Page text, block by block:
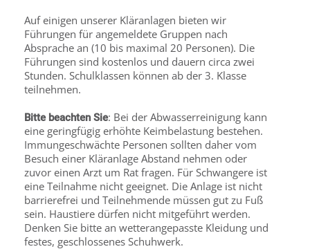
Auf einigen unserer Kläranlagen bieten wir
Führungen für angemeldete Gruppen nach
Absprache an (10 bis maximal 20 Personen). Die
Führungen sind kostenlos und dauern circa zwei
Stunden. Schulklassen können ab der 3. Klasse
teilnehmen.
Bitte beachten Sie: Bei der Abwasserreinigung kann
eine geringfügig erhöhte Keimbelastung bestehen.
Immungeschwächte Personen sollten daher vom
Besuch einer Kläranlage Abstand nehmen oder
zuvor einen Arzt um Rat fragen. Für Schwangere ist
eine Teilnahme nicht geeignet. Die Anlage ist nicht
barrierefrei und Teilnehmende müssen gut zu Fuß
sein. Haustiere dürfen nicht mitgeführt werden.
Denken Sie bitte an wetterangepasste Kleidung und
festes, geschlossenes Schuhwerk.